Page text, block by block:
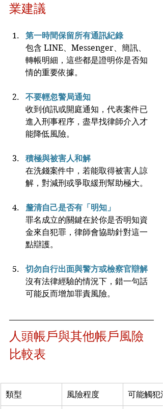
業建議
第一時間保留所有通訊紀錄
包含 LINE、Messenger、簡訊、
轉帳明細，這些都是證明你是否知
情的重要依據。
不要輕忽警局通知
收到偵訊或開庭通知，代表案件已
進入刑事程序，盡早找律師介入才
能降低風險。
積極與被害人和解
在洗錢案件中，若能取得被害人諒
解，對減刑或爭取緩刑幫助極大。
釐清自己是否有「明知」
罪名成立的關鍵在於你是否明知資
金來自犯罪，律師會協助針對這一
點辯護。
切勿自行出面與警方或檢察官辯解
沒有法律經驗的情況下，錯一句話
可能反而增加罪責風險。
人頭帳戶與其他帳戶風險
比較表
類型 風險程度 可能觸犯